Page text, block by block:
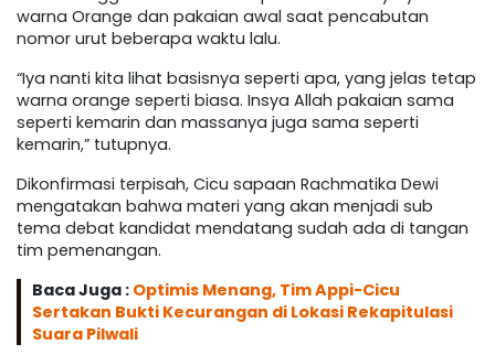
warna Orange dan pakaian awal saat pencabutan
nomor urut beberapa waktu lalu.
“Iya nanti kita lihat basisnya seperti apa, yang jelas tetap
warna orange seperti biasa. Insya Allah pakaian sama
seperti kemarin dan massanya juga sama seperti
kemarin,” tutupnya.
Dikonfirmasi terpisah, Cicu sapaan Rachmatika Dewi
mengatakan bahwa materi yang akan menjadi sub
tema debat kandidat mendatang sudah ada di tangan
tim pemenangan.
Baca Juga : Optimis Menang, Tim Appi-Cicu
Sertakan Bukti Kecurangan di Lokasi Rekapitulasi
Suara Pilwali